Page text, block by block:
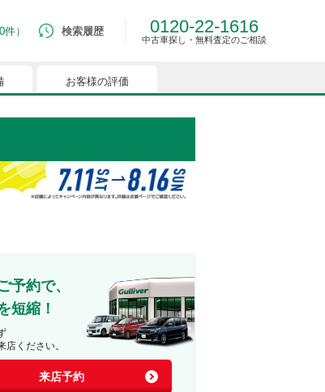
0件
ございません。
に比較ができるようになります。
てください。
検索履歴 0120-22-1616
中古車探し・無料査定のご相談
お客様の評価
予約で、
短縮！
店ください。
来店予約